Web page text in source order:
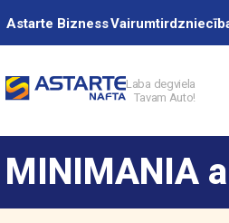
Astarte Bizness
Laba degviela
Tavam Auto!
MINIMANIA